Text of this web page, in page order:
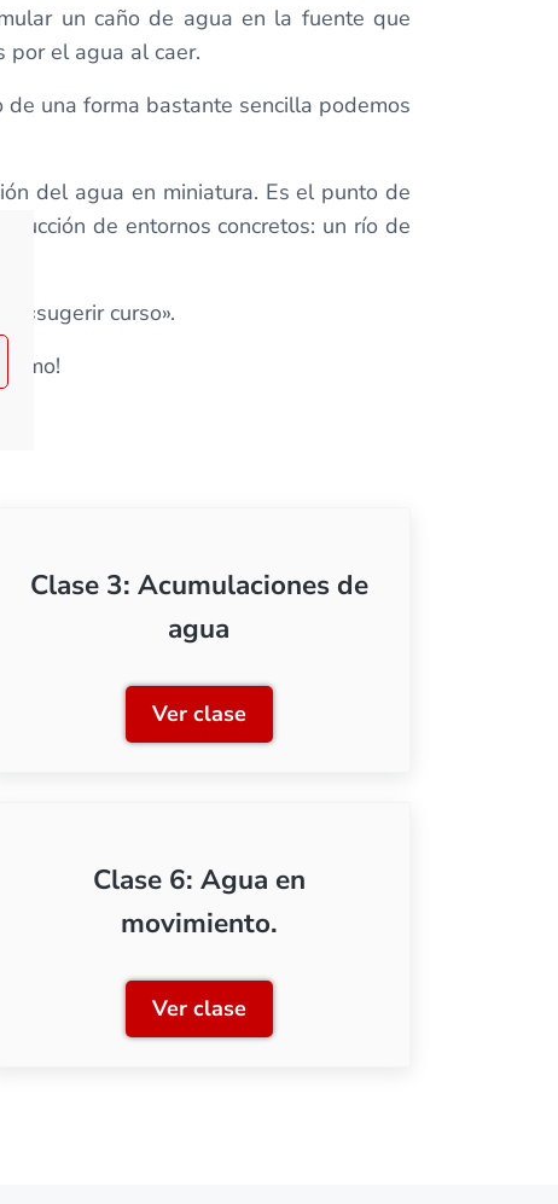
un caño de agua en la fuente que
por el agua al caer.
una forma bastante sencilla podemos
del agua en miniatura. Es el punto de
de entornos concretos: un río de
«sugerir curso».
de lluvia
Clase 3: Acumulaciones de
agua
Ver claseClase 3: Acumulaciones de agua
escala
Clase 6: Agua en
movimiento.
Ver claseClase 6: Agua en movimiento.